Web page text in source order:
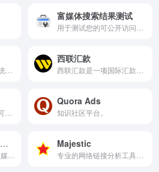
富媒体搜索结果测试
西联汇款
Quora Ads
知识社区平台。
Brandwatch社媒监测和分析 Majestic